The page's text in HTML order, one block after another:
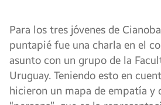
Para los tres jóvenes de
puntapié fue una charla en el
asunto con un grupo de la
Uruguay. Teniendo esto en
hicieron un mapa de empatía y